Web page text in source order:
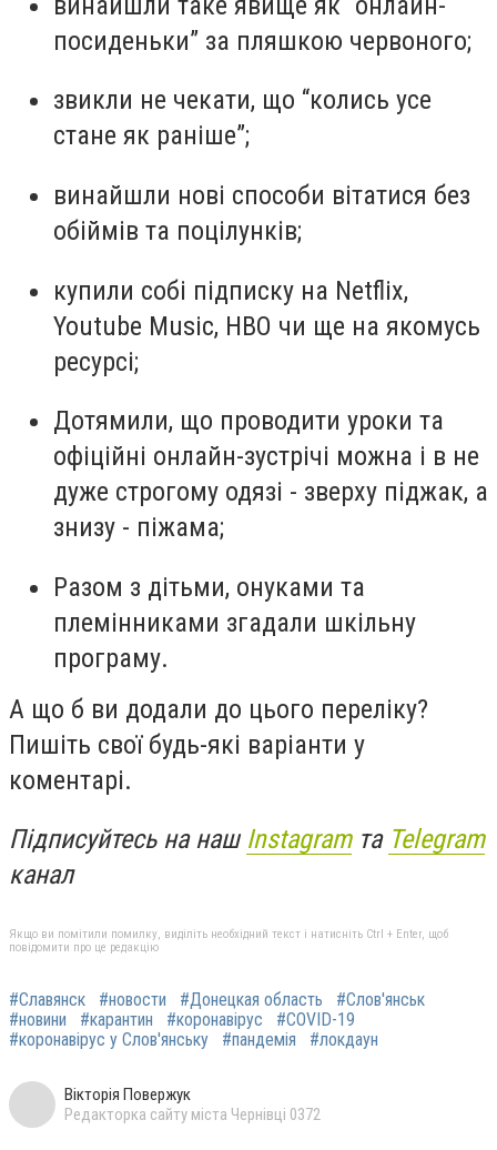
посиденьки” за пляшкою червоного;
звикли не чекати, що “колись усе
стане як раніше”;
винайшли нові способи вітатися без
обіймів та поцілунків;
купили собі підписку на Netflix,
Youtube Music, HBO чи ще на якомусь
ресурсі;
Дотямили, що проводити уроки та
офіційні онлайн-зустрічі можна і в не
дуже строгому одязі - зверху піджак, а
знизу - піжама;
Разом з дітьми, онуками та
племінниками згадали шкільну
програму.
А що б ви додали до цього переліку?
Пишіть свої будь-які варіанти у
коментарі.
Підписуйтесь на наш Instagramта Telegram
канал
Якщо ви помітили помилку, виділіть необхідний текст і натисніть Ctrl + Enter, щоб
повідомити про це редакцію
#Славянск #новости #Донецкая область
#Слов'янськ
#новини
#карантин #коронавірус
#COVID-19
#коронавірус у Слов'янську
#пандемія #локдаун
Вікторія Повержук
Редакторка сайту міста Чернівці 0372